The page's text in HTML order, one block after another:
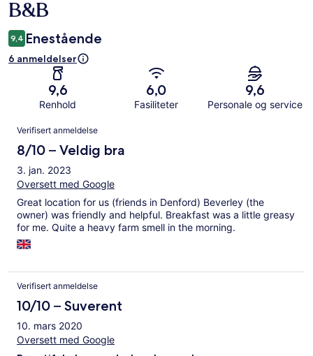
B&B
9,4 Enestående
6 anmeldelser
9,6
Renhold
6,0
Fasiliteter
9,6
Personale og service
Anmeldelser
Verifisert anmeldelse
8/10 – Veldig bra
3. jan. 2023
Oversett med Google
Great location for us (friends in Denford) Beverley (the
owner) was friendly and helpful. Breakfast was a little greasy
for me. Quite a heavy farm smell in the morning.
Verifisert anmeldelse
10/10 – Suverent
10. mars 2020
Oversett med Google